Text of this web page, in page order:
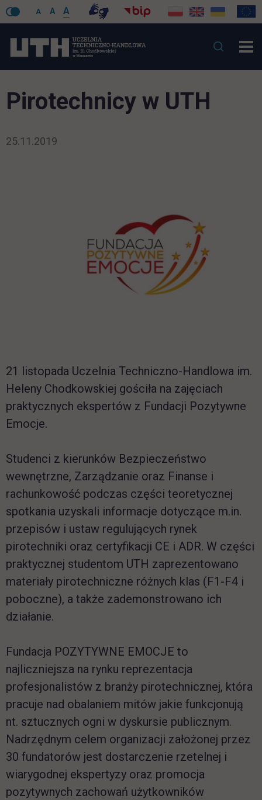
A A A
Pirotechnicy w UTH
25.11.2019
21 listopada Uczelnia Techniczno-Handlowa im.
Heleny Chodkowskiej gościła na zajęciach
praktycznych ekspertów z Fundacji Pozytywne
Emocje.
Studenci z kierunków Bezpieczeństwo
wewnętrzne, Zarządzanie oraz Finanse i
rachunkowość podczas części teoretycznej
spotkania uzyskali informacje dotyczące m.in.
przepisów i ustaw regulujących rynek
pirotechniki oraz certyfikacji CE i ADR. W części
praktycznej studentom UTH zaprezentowano
materiały pirotechniczne różnych klas (F1-F4 i
poboczne), a także zademonstrowano ich
działanie.
Fundacja POZYTYWNE EMOCJE to
najliczniejsza na rynku reprezentacja
profesjonalistów z branży pirotechnicznej, która
pracuje nad obalaniem mitów jakie funkcjonują
nt. sztucznych ogni w dyskursie publicznym.
Nadrzędnym celem organizacji założonej przez
30 fundatorów jest dostarczenie rzetelnej i
wiarygodnej ekspertyzy oraz promocja
pozytywnych zachowań użytkowników